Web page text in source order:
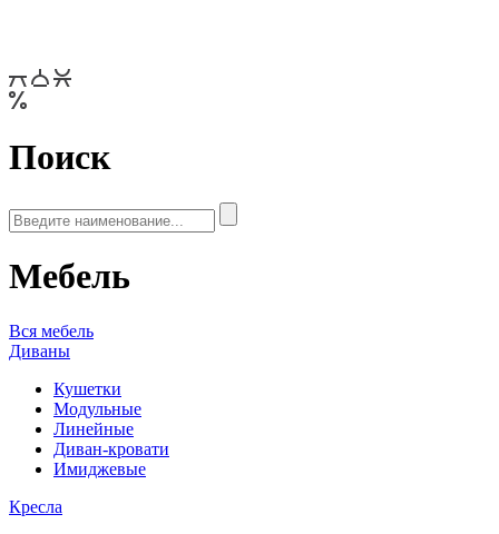
Поиск
Мебель
Вся мебель
Диваны
Кушетки
Модульные
Линейные
Диван-кровати
Имиджевые
Кресла